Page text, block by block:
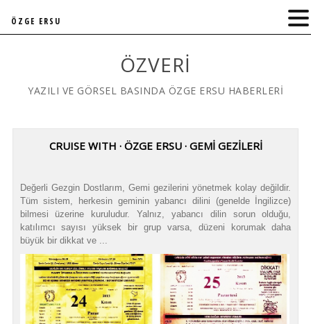
ÖZVERI
YAZILI VE GÖRSEL BASINDA ÖZGE ERSU HABERLERİ
CRUISE WITH · ÖZGE ERSU · GEMİ GEZİLERİ
Değerli Gezgin Dostlarım, Gemi gezilerini yönetmek kolay değildir.
Tüm sistem, herkesin geminin yabancı dilini (genelde İngilizce)
bilmesi üzerine kuruludur. Yalnız, yabancı dilin sorun olduğu,
katılımcı sayısı yüksek bir grup varsa, düzeni korumak daha
büyük bir dikkat ve ...
ÖZGE ERSU